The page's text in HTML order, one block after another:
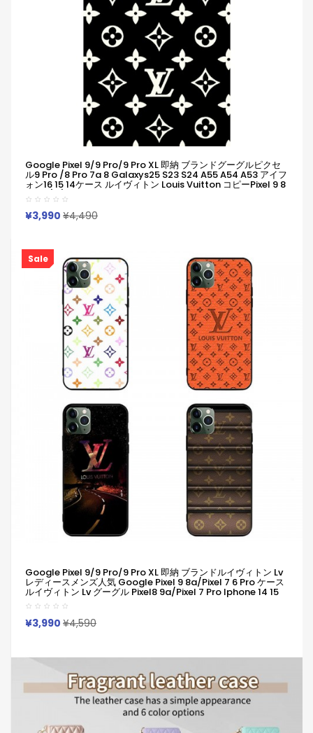
Google Pixel 9/9 Pro/9 Pro XL 即納 ブランドグーグルピクセ
ル9 Pro /8 Pro 7a 8 Galaxys25 S23 S24 A55 A54 A53 アイフ
ォン16 15 14ケース ルイヴィトン Louis Vuitton コピーPixel 9 8
Pro 6/7/6a Xperia 1v 10viケース ルイヴィトン Louis Vuitton
Google Pixel 6 7 8 8 Pro 9aケースギャラクシーS25 S24 ケー
ス男女兼用
¥3,990 ¥4,490
Sale
Google Pixel 9/9 Pro/9 Pro XL 即納 ブランドルイヴィトン Lv
レディースメンズ人気 Google Pixel 9 8a/Pixel 7 6 Pro ケース
ルイヴィトン Lv グーグル Pixel8 9a/Pixel 7 Pro Iphone 14 15
16 Pro Max Xperia 1 Vi 10 Iii Iv V Samsung S23 Ultra S24 S25
カバー 耐衝撃
¥3,990 ¥4,590